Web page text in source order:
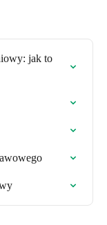
jak to